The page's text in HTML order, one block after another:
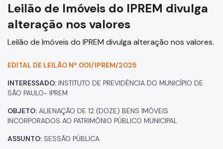
Previdência Complementar
Gestão Previdenciária
Cobrança Amigável
Outros Serviços
Ouvidoria
Leilão de Imóveis do IPREM divulga
alteração nos valores
Leilão de Imóveis do IPREM divulga alteração nos valores.
EDITAL DE LEILÃO Nº 001/IPREM/2025
INTERESSADO: INSTITUTO DE PREVIDÊNCIA DO MUNICÍPIO DE
SÃO PAULO- IPREM
OBJETO: ALIENAÇÃO DE 12 (DOZE) BENS IMÓVEIS
INCORPORADOS AO PATRIMÔNIO PÚBLICO MUNICIPAL
ASSUNTO: SESSÃO PÚBLICA